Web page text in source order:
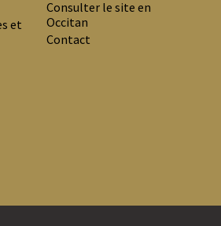
et
Consulter le site en
Occitan
Contact